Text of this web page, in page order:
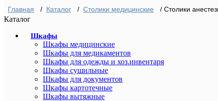
Главная / Каталог / Столики медицинские / Столики
Каталог
Шкафы
Шкафы медицинские
Шкафы для медикаментов
Шкафы для одежды и хоз.инвентаря
Шкафы сушильные
Шкафы для документов
Шкафы картотечные
Шкафы вытяжные